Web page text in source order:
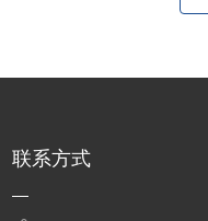
联系方式